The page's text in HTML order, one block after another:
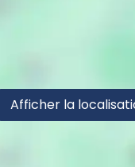
Afficher la